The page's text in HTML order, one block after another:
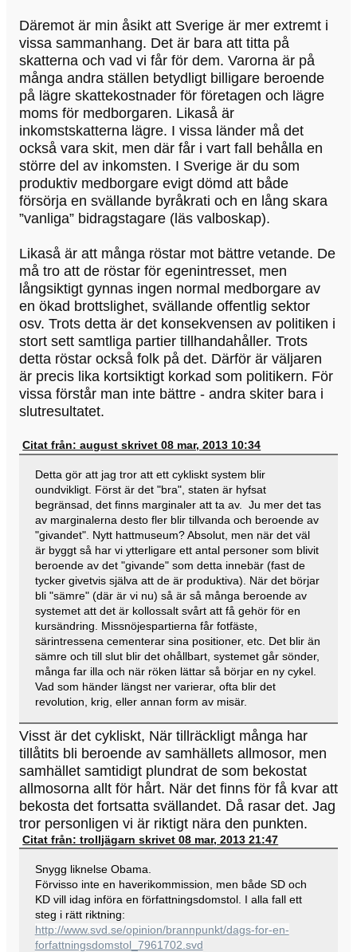
Däremot är min åsikt att Sverige är mer extremt i
vissa sammanhang. Det är bara att titta på
skatterna och vad vi får för dem. Varorna är på
många andra ställen betydligt billigare beroende
på lägre skattekostnader för företagen och lägre
moms för medborgaren. Likaså är
inkomstskatterna lägre. I vissa länder må det
också vara skit, men där får i vart fall behålla en
större del av inkomsten. I Sverige är du som
produktiv medborgare evigt dömd att både
försörja en svällande byråkrati och en lång skara
”vanliga” bidragstagare (läs valboskap).
Likaså är att många röstar mot bättre vetande. De
må tro att de röstar för egenintresset, men
långsiktigt gynnas ingen normal medborgare av
en ökad brottslighet, svällande offentlig sektor
osv. Trots detta är det konsekvensen av politiken i
stort sett samtliga partier tillhandahåller. Trots
detta röstar också folk på det. Därför är väljaren
är precis lika kortsiktigt korkad som politikern. För
vissa förstår man inte bättre - andra skiter bara i
slutresultatet.
Citat från: august skrivet 08 mar, 2013 10:34
Detta gör att jag tror att ett cykliskt system blir
oundvikligt. Först är det "bra", staten är hyfsat
begränsad, det finns marginaler att ta av. Ju mer det tas
av marginalerna desto fler blir tillvanda och beroende av
"givandet". Nytt hattmuseum? Absolut, men när det väl
är byggt så har vi ytterligare ett antal personer som blivit
beroende av det "givande" som detta innebär (fast de
tycker givetvis själva att de är produktiva). När det börjar
bli "sämre" (där är vi nu) så är så många beroende av
systemet att det är kollossalt svårt att få gehör för en
kursändring. Missnöjespartierna får fotfäste,
särintressena cementerar sina positioner, etc. Det blir än
sämre och till slut blir det ohållbart, systemet går sönder,
många far illa och när röken lättar så börjar en ny cykel.
Vad som händer längst ner varierar, ofta blir det
revolution, krig, eller annan form av misär.
Visst är det cykliskt, När tillräckligt många har
tillåtits bli beroende av samhällets allmosor, men
samhället samtidigt plundrat de som bekostat
allmosorna allt för hårt. När det finns för få kvar att
bekosta det fortsatta svällandet. Då rasar det. Jag
tror personligen vi är riktigt nära den punkten.
Citat från: trolljägarn skrivet 08 mar, 2013 21:47
Snygg liknelse Obama.
Förvisso inte en haverikommission, men både SD och
KD vill idag införa en författningsdomstol. I alla fall ett
steg i rätt riktning:
http://www.svd.se/opinion/brannpunkt/dags-for-en-
forfattningsdomstol_7961702.svd